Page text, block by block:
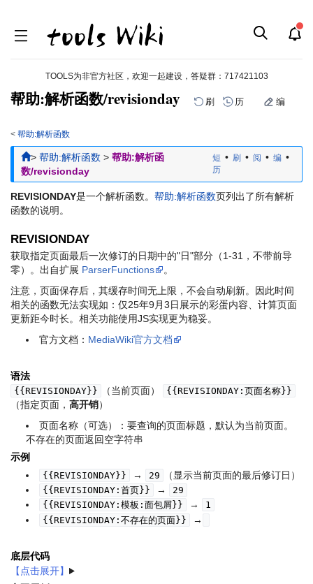
TOOLS为非官方社区，欢迎一起建设，答疑群： 717421103
帮助:解析函数/revisionday 刷 历 编
< 帮助:解析函数
跳
跳
> 帮助:解析函数 > 帮助:解析函
数/revisionday
短 • 刷 • 阅 • 编 •
历
REVISIONDAY是一个解析函数。 帮助:解析函数页列出了所有解析
函数的说明。
REVISIONDAY
获取指定页面最后一次修订的日期中的"日"部分（1-31，不带前导
零）。出自扩展 ParserFunctions
。
注意，页面保存后，其缓存时间无上限，不会自动刷新。因此时间
相关的函数无法实现如：仅25年9月3日展示的彩蛋内容、计算页面
更新距今时长。相关功能使用JS实现更为稳妥。
官方文档： MediaWiki官方文档
语法
{{REVISIONDAY}} （当前页面） {{REVISIONDAY:页面名称}}
（指定页面， 高开销）
页面名称（可选）：要查询的页面标题，默认为当前页面。
不存在的页面返回空字符串
示例
{{REVISIONDAY}} → 29 （显示当前页面的最后修订日）
{{REVISIONDAY:首页}} →
29
{{REVISIONDAY:模板:面包屑}}
→
1
{{REVISIONDAY:不存在的页面}}
→
底层代码